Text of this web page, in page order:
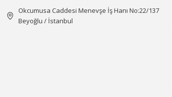
Okcumusa Caddesi Menevşe İş Hanı No:22/137
Beyoğlu / İstanbul